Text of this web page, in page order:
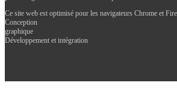
Ce site web est optimisé pour les navigateurs Chrome et
Conception
graphique
Développement et intégration